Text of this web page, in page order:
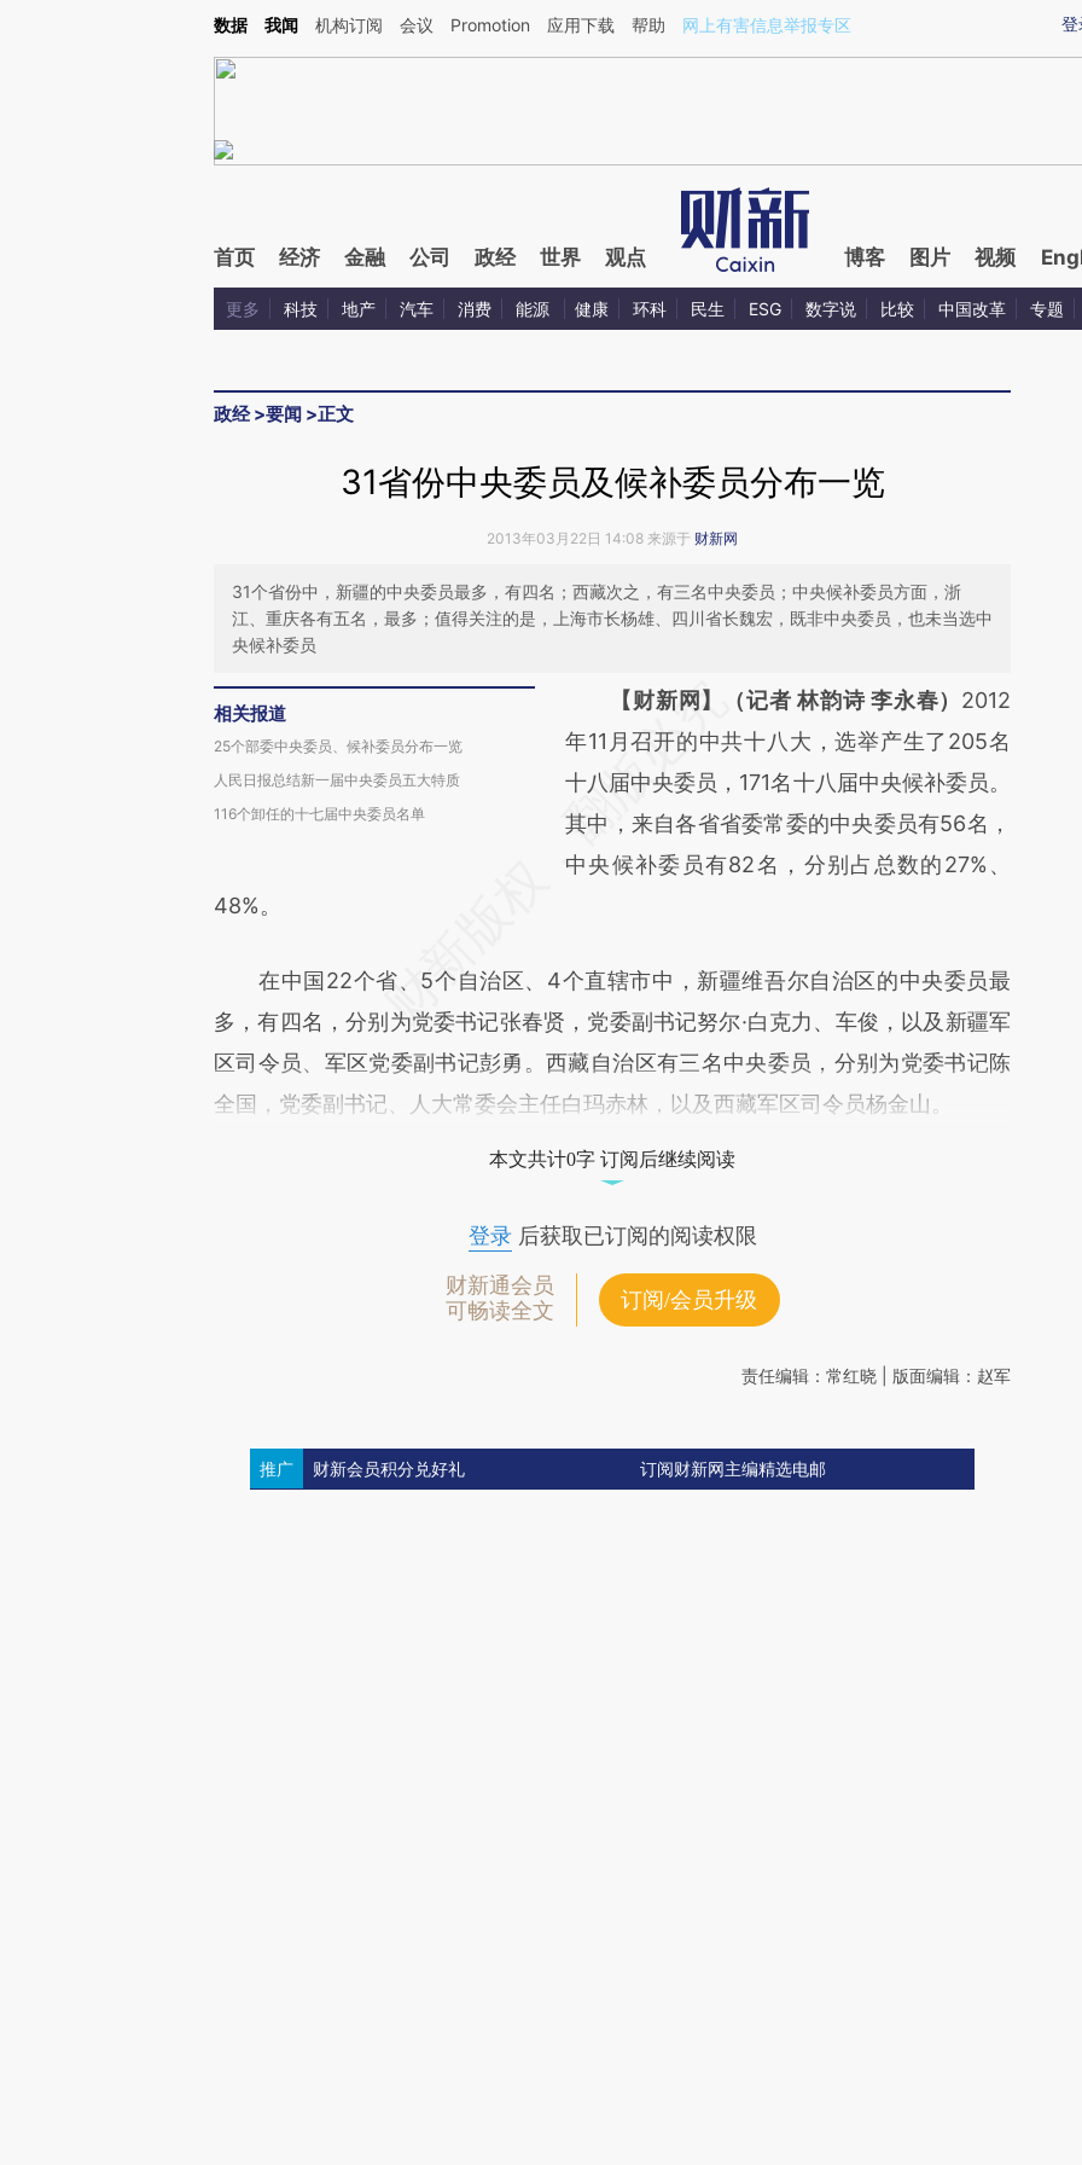
登
数据 我闻 机构订阅 会议 Promotion 应用下载 帮助 网上有害信息举报专区
首页 经济 金融 公司 政经 世界 观点 博客 图片 视频
更多 科技 地产 汽车 消费 能源 健康 环科 民生 ESG 数字说 比较 中国改革 专题
政经>要闻 >正文
31省份中央委员及候补委员分布一览
2013年03月22日 14:08 来源于 财新网
31个省份中，新疆的中央委员最多，有四名；西藏次之，有三名中央委员；中央候补委员方面，浙
江、重庆各有五名，最多；值得关注的是，上海市长杨雄、四川省长魏宏，既非中央委员，也未当选中
央候补委员
相关报道
25个部委中央委员、候补委员分布一览
人民日报总结新一届中央委员五大特质
116个卸任的十七届中央委员名单
【财新网】（记者 林韵诗 李永春） 2012
年11月召开的中共十八大，选举产生了205名
十八届中央委员，171名十八届中央候补委员。
其中，来自各省省委常委的中央委员有56名，
中央候补委员有82名，分别占总数的27%、
48%。
在中国22个省、5个自治区、4个直辖市中，新疆维吾尔自治区的中央委员最
多，有四名，分别为党委书记张春贤，党委副书记努尔·白克力、车俊，以及新疆军
区司令员、军区党委副书记彭勇。西藏自治区有三名中央委员，分别为党委书记陈
全国，党委副书记、人大常委会主任白玛赤林，以及西藏军区司令员杨金山。
本文共计0字 订阅后继续阅读
登录后获取已订阅的阅读权限
财新通会员
可畅读全文
订阅/会员升级
责任编辑：常红晓 | 版面编辑：赵军
推广 财新会员积分兑好礼 订阅财新网主编精选电邮